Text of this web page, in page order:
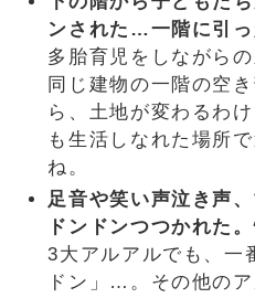
ンされた…一階に引っ
多胎育児をしながら
同じ建物の一階の空
ら、土地が変わるわ
も生活しなれた場所
ね。
足音や笑い声泣き声
ドンドンつつかれた
3大アルアルでも、一
ドン」…。その他の